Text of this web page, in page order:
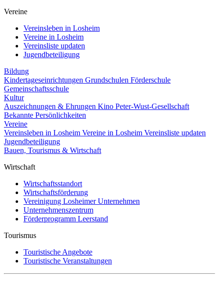
Vereine
Vereinsleben in Losheim
Vereine in Losheim
Vereinsliste updaten
Jugendbeteiligung
Bildung
Kindertageseinrichtungen Grundschulen Förderschule
Gemeinschaftsschule
Kultur
Auszeichnungen & Ehrungen Kino Peter-Wust-Gesellschaft
Bekannte Persönlichkeiten
Vereine
Vereinsleben in Losheim Vereine in Losheim Vereinsliste updaten
Jugendbeteiligung
Bauen, Tourismus & Wirtschaft
Wirtschaft
Wirtschaftsstandort
Wirtschaftsförderung
Vereinigung Losheimer Unternehmen
Unternehmenszentrum
Förderprogramm Leerstand
Tourismus
Touristische Angebote
Touristische Veranstaltungen